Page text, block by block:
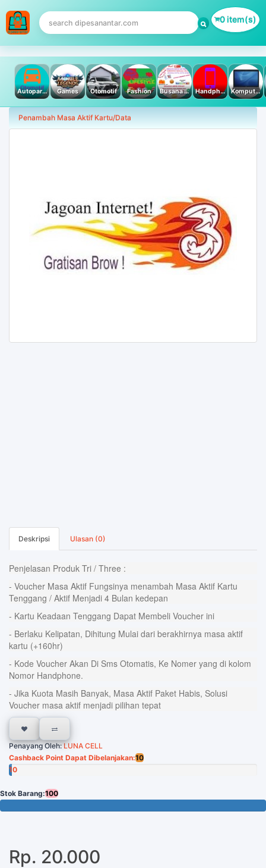
0 item(s)
Autoparts Games Otomotif Fashion Busana Muslim Handphone & Tablet Komputer PC & Laptop
Penambah Masa Aktif Kartu/Data
Deskripsi Ulasan (0)
Penjelasan Produk Tri / Three :
- Voucher Masa Aktif Fungsinya menambah Masa Aktif Kartu
Tenggang / Aktif Menjadi 4 Bulan kedepan
- Kartu Keadaan Tenggang Dapat Membeli Voucher ini
- Berlaku Kelipatan, Dihitung Mulai dari berakhirnya masa aktif
kartu (+160hr)
- Kode Voucher Akan Di Sms Otomatis, Ke Nomer yang di kolom
Nomor Handphone.
- Jika Kuota Masih Banyak, Masa Aktif Paket Habis, Solusi
Voucher masa aktif menjadi pilihan tepat
Penayang Oleh:LUNA CELL
Cashback Point Dapat Dibelanjakan:10
10
Stok Barang:100
Rp. 20.000